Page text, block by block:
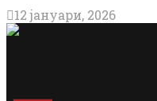
12 јануари, 2026